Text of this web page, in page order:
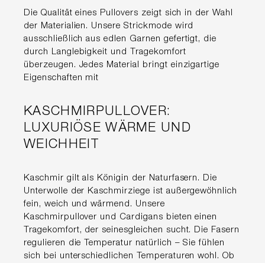
Die Qualität eines Pullovers zeigt sich in der Wahl
der Materialien. Unsere Strickmode wird
ausschließlich aus edlen Garnen gefertigt, die
durch Langlebigkeit und Tragekomfort
überzeugen. Jedes Material bringt einzigartige
Eigenschaften mit
KASCHMIRPULLOVER:
LUXURIÖSE WÄRME UND
WEICHHEIT
Kaschmir gilt als Königin der Naturfasern. Die
Unterwolle der Kaschmirziege ist außergewöhnlich
fein, weich und wärmend. Unsere
Kaschmirpullover und Cardigans bieten einen
Tragekomfort, der seinesgleichen sucht. Die Fasern
regulieren die Temperatur natürlich – Sie fühlen
sich bei unterschiedlichen Temperaturen wohl. Ob